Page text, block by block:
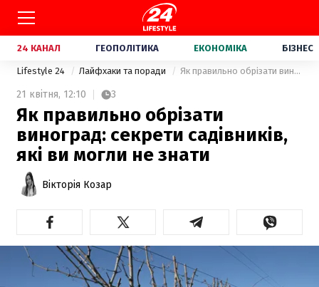
24 КАНАЛ ГЕОПОЛІТИКА ЕКОНОМІКА БІЗНЕС
Lifestyle 24 Лайфхаки та поради Як правильно обрізати виноград: секрети садівників, які ви могли не знати
21 квітня, 12:10 3
Як правильно обрізати
виноград: секрети садівників,
які ви могли не знати
Вікторія Козар